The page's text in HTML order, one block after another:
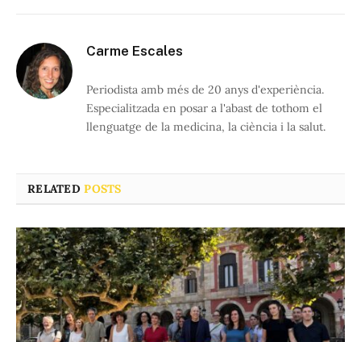
Carme Escales
Periodista amb més de 20 anys d'experiència.
Especialitzada en posar a l'abast de tothom el
llenguatge de la medicina, la ciència i la salut.
RELATEDPOSTS